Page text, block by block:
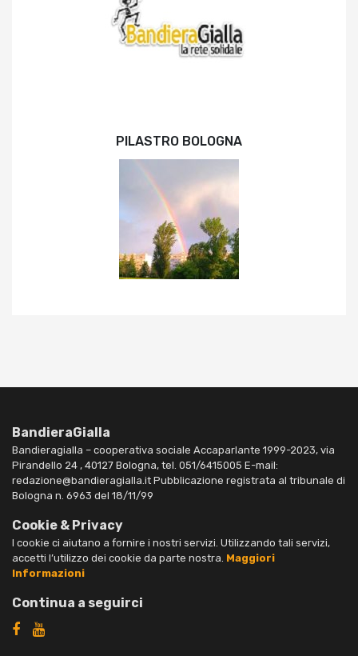
PILASTRO BOLOGNA
BandieraGialla
Bandieragialla – cooperativa sociale Accaparlante 1999-2023, via
Pirandello 24 , 40127 Bologna, tel. 051/6415005 E-mail:
redazione@bandieragialla.it Pubblicazione registrata al tribunale di
Bologna n. 6963 del 18/11/99
Cookie & Privacy
I cookie ci aiutano a fornire i nostri servizi. Utilizzando tali servizi,
accetti l’utilizzo dei cookie da parte nostra. Maggiori
Informazioni
Continua a seguirci